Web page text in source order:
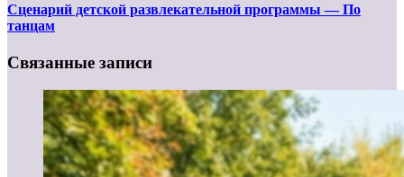
Сценарий детской развлекательной программы — По
танцам
Связанные записи